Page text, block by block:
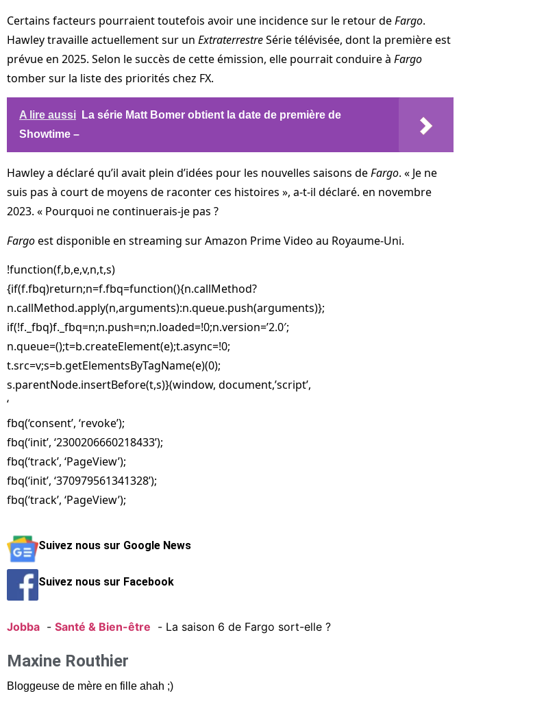
Certains facteurs pourraient toutefois avoir une incidence sur le retour deFargo.
Hawley travaille actuellement sur un ExtraterrestreSérie télévisée, dont la première est
prévue en 2025. Selon le succès de cette émission, elle pourrait conduire à Fargo
tomber sur la liste des priorités chez FX.
A lire aussi
La série Matt Bomer obtient la date de première de
Showtime –
Hawley a déclaré qu’il avait plein d’idées pour les nouvelles saisons deFargo. « Je ne
suis pas à court de moyens de raconter ces histoires », a-t-il déclaré. en novembre
2023. « Pourquoi ne continuerais-je pas ?
Fargoest disponible en streaming sur Amazon Prime Video au Royaume-Uni.
!function(f,b,e,v,n,t,s)
{if(f.fbq)return;n=f.fbq=function(){n.callMethod?
n.callMethod.apply(n,arguments):n.queue.push(arguments)};
if(!f._fbq)f._fbq=n;n.push=n;n.loaded=!0;n.version=’2.0′;
n.queue=();t=b.createElement(e);t.async=!0;
t.src=v;s=b.getElementsByTagName(e)(0);
s.parentNode.insertBefore(t,s)}(window, document,’script’,
‘
fbq(‘consent’, ‘revoke’);
fbq(‘init’, ‘2300206660218433’);
fbq(‘track’, ‘PageView’);
fbq(‘init’, ‘370979561341328’);
fbq(‘track’, ‘PageView’);
Suivez nous sur Google News
Suivez nous sur Facebook
Jobba Santé & Bien-être La saison 6 de Fargo sort-elle ?
Maxine Routhier
Bloggeuse de mère en fille ahah ;)